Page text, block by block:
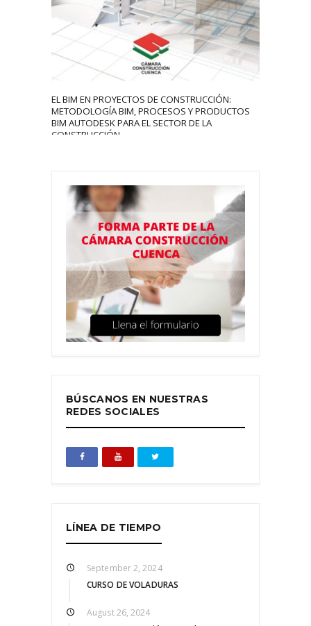
EL BIM EN PROYECTOS DE CONSTRUCCIÓN:
METODOLOGÍA BIM, PROCESOS Y PRODUCTOS
BIM AUTODESK PARA EL SECTOR DE LA
CONSTRUCCIÓN.
BÚSCANOS EN NUESTRAS
REDES SOCIALES
LÍNEA DE TIEMPO
September 2, 2024
CURSO DE VOLADURAS
August 26, 2024